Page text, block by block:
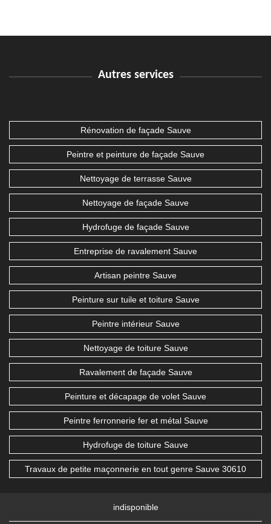
Autres services
Rénovation de façade Sauve
Peintre et peinture de façade Sauve
Nettoyage de terrasse Sauve
Nettoyage de façade Sauve
Hydrofuge de façade Sauve
Entreprise de ravalement Sauve
Artisan peintre Sauve
Peinture sur tuile et toiture Sauve
Peintre intérieur Sauve
Nettoyage de toiture Sauve
Ravalement de façade Sauve
Peinture et décapage de volet Sauve
Peintre ferronnerie fer et métal Sauve
Hydrofuge de toiture Sauve
Travaux de petite maçonnerie en tout genre Sauve 30610
indisponible